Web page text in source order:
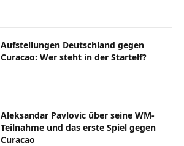
Aufstellungen Deutschland gegen
Curacao: Wer steht in der Startelf?
Aleksandar Pavlovic über seine WM-
Teilnahme und das erste Spiel gegen
Curacao